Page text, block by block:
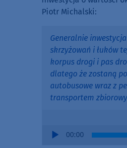
Piotr Michalski:
Generalnie
skrzyżowań i łuków
korpus drogi i pas
dlatego że zostaną
autobusowe wraz z
transportem
Audio
00:00